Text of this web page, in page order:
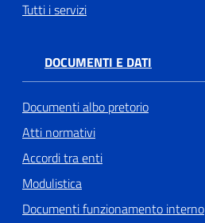
Tutti i servizi
DOCUMENTI E DATI
Documenti albo pretorio
Atti normativi
Accordi tra enti
Modulistica
Documenti funzionamento interno